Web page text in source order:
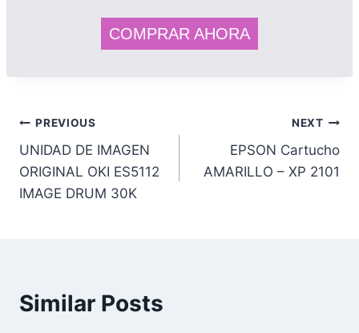
COMPRAR AHORA
PREVIOUS
UNIDAD DE IMAGEN
ORIGINAL OKI ES5112
IMAGE DRUM 30K
NEXT
EPSON Cartucho
AMARILLO – XP 2101
Similar Posts